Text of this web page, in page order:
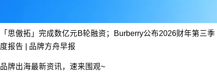
「思傲拓」完成数亿元B轮融资；Burberry公布2026财年第三季
度报告 | 品牌方舟早报
品牌出海最新资讯，速来围观~